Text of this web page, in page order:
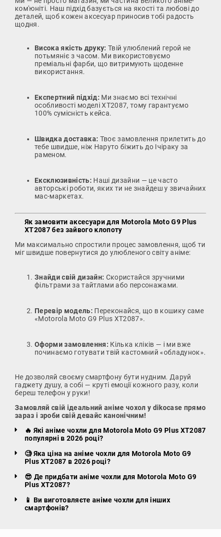
ком'юніті. Наш підхід базується на якості та любові до
деталей, щоб кожен аксесуар приносив тобі радость
щодня.
Висока якість друку: Твій улюблений герой не
потьмяніє з часом. Ми використовуємо
преміальні фарби, що витримують щоденне
використання.
Експертний підхід: Ми знаємо всі технічні
особливості моделі XT2087, тому гарантуємо
100% сумісність кейса.
Швидка доставка: Твоє замовлення прилетить до
тебе швидше, ніж Наруто біжить до Ічіраку за
раменом.
Ексклюзивність: Наші дизайни — це часто
авторські роботи, яких ти не знайдеш у звичайних
мас-маркетах.
Як замовити аксесуари для Motorola Moto G9 Plus
XT2087 без зайвого клопоту
Ми максимально спростили процес замовлення, щоб ти
міг швидше повернутися до улюбленого світу аніме:
Знайди свій дизайн: Скористайся зручними
фільтрами за тайтлами або персонажами.
Перевір модель: Переконайся, що в кошику саме
«Motorola Moto G9 Plus XT2087».
Оформи замовлення: Кілька кліків — і ми вже
починаємо готувати твій кастомний «обладунок».
Не дозволяй своєму смартфону бути нудним. Даруй
гаджету душу, а собі — круті емоції кожного разу, коли
береш телефон у руки!
Замовляй свій ідеальний аніме чохол у dikocase прямо
зараз і зроби свій девайс канонічним!
🔥 Які аніме чохли для Motorola Moto G9 Plus XT2087
популярні в 2026 році?
🧐 Яка ціна на аніме чохли для Motorola Moto G9
Plus XT2087 в 2026 році?
😎 Де придбати аніме чохли для Motorola Moto G9
Plus XT2087?
📱 Ви виготовляєте аніме чохли для інших
смартфонів?